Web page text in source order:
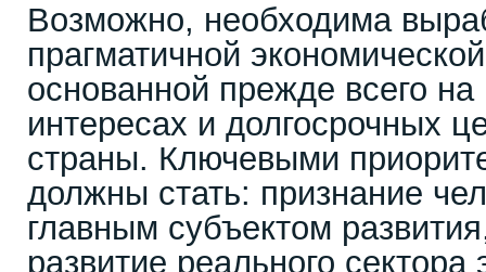
Возможно, необходима
прагматичной
основанной прежде всего
интересах и долгосрочных
страны. Ключевыми
должны стать: признание
главным субъектом
развитие реального